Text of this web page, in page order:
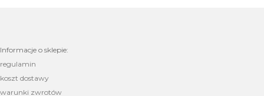
Informacje o sklepie:
regulamin
koszt dostawy
warunki zwrotów